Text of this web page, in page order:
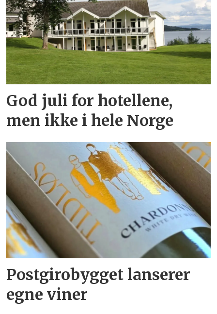
God juli for hotellene,
men ikke i hele Norge
Postgirobygget lanserer
egne viner